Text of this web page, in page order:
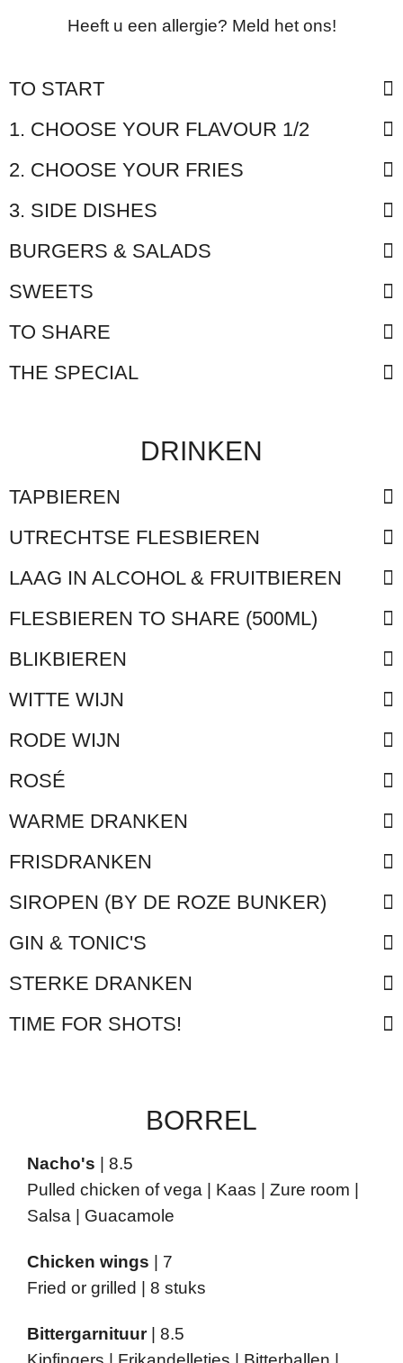
Heeft u een allergie? Meld het ons!
TO START
1. CHOOSE YOUR FLAVOUR 1/2
2. CHOOSE YOUR FRIES
3. SIDE DISHES
BURGERS & SALADS
SWEETS
TO SHARE
THE SPECIAL
DRINKEN
TAPBIEREN
UTRECHTSE FLESBIEREN
LAAG IN ALCOHOL & FRUITBIEREN
FLESBIEREN TO SHARE (500ML)
BLIKBIEREN
WITTE WIJN
RODE WIJN
ROSÉ
WARME DRANKEN
FRISDRANKEN
SIROPEN (BY DE ROZE BUNKER)
GIN & TONIC'S
STERKE DRANKEN
TIME FOR SHOTS!
BORREL
Nacho's | 8.5
Pulled chicken of vega | Kaas | Zure room |
Salsa | Guacamole
Chicken wings
7
Fried or grilled | 8 stuks
Bittergarnituur| 8.5